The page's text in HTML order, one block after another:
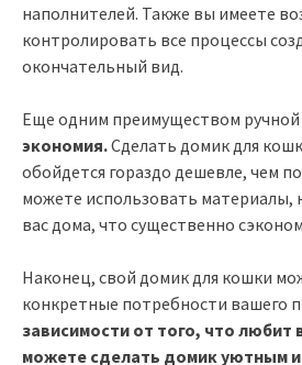
наполнителей. Также вы имеете
контролировать все процессы
окончательный вид.
Еще одним преимуществом ручной
экономия.Сделать домик для
обойдется гораздо дешевле, чем
можете использовать материалы,
вас дома, что существенно
Наконец, свой домик для кошки
конкретные потребности вашего
зависимости от того, что
можете сделать домик уютным